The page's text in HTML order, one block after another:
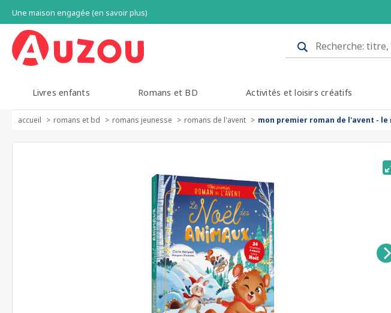
Une maison engagée (en savoir plus)
Livres enfants Romans et BD Activités et loisirs créatifs
accueil romans et bd romans jeunesse romans de l'avent mon premier roman de l'avent - le